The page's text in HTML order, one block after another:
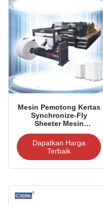
Mesin Pemotong Kertas
Synchronize-Fly
Sheeter Mesin
Ganda
Dapatkan Harga
Terbaik